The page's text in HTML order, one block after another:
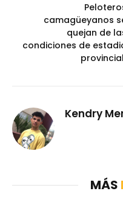
camagüeyanos
quejan de
condiciones de
provincial
Kendry
MÁS